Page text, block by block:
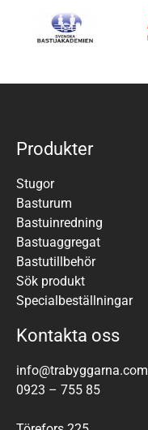
Produkter
Stugor
Basturum
Bastuinredning
Bastuaggregat
Bastutillbehör
Sök produkt
Specialbeställningar
Kontakta oss
info@trabyggarna.com
0923 – 755 85